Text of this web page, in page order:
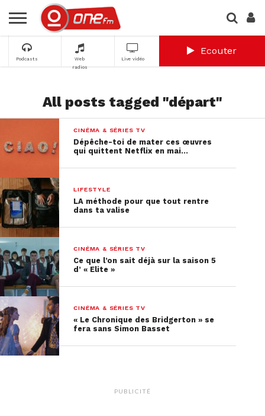
Podcasts
Web
radios
Live vidéo
Ecouter
All posts tagged "départ"
CINÉMA & SÉRIES TV
Dépêche-toi de mater ces œuvres
qui quittent Netflix en mai…
LIFESTYLE
LA méthode pour que tout rentre
dans ta valise
CINÉMA & SÉRIES TV
Ce que l’on sait déjà sur la saison 5
d’ « Elite »
CINÉMA & SÉRIES TV
« Le Chronique des Bridgerton » se
fera sans Simon Basset
PUBLICITÉ